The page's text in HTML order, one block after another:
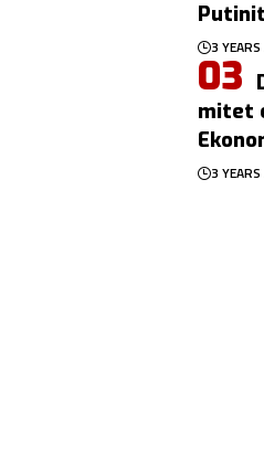
Putinit
3 YEARS
mitet
3 YEARS